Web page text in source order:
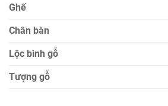
Ghế
Chân bàn
Lộc bình gỗ
Tượng gỗ